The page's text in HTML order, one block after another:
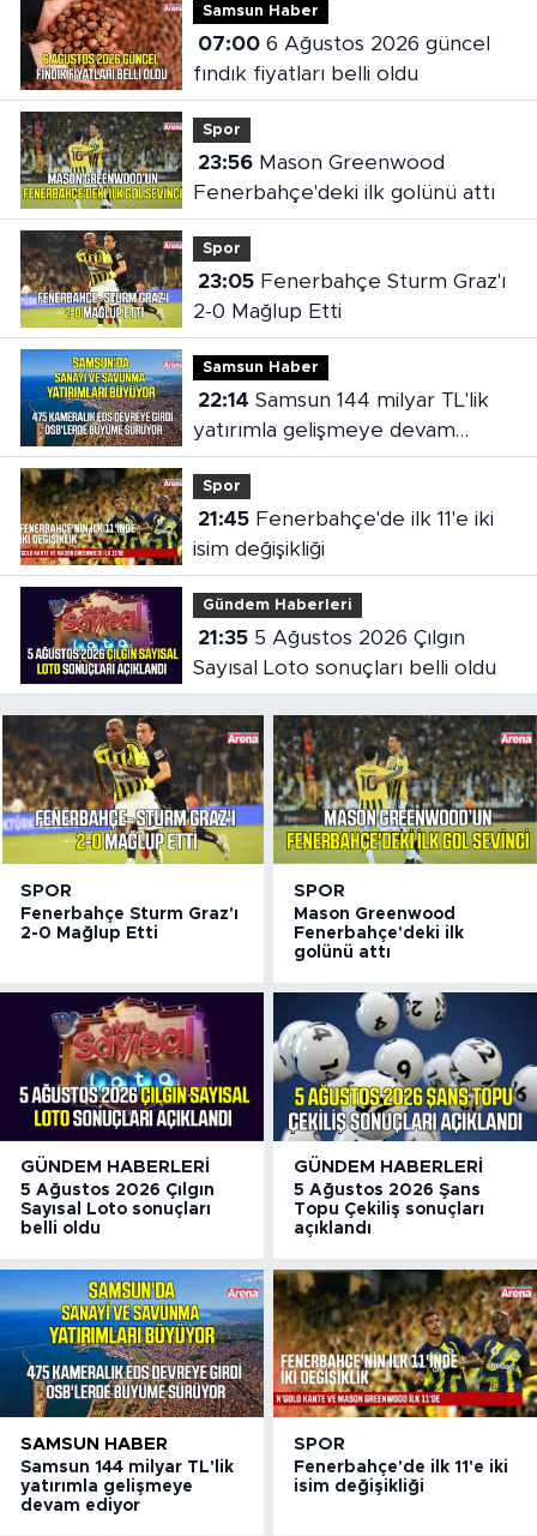
Samsun Haber
07:006 Ağustos 2026 güncel
fındık fiyatları belli oldu
Spor
23:56Mason Greenwood
Fenerbahçe'deki ilk golünü attı
Spor
23:05Fenerbahçe Sturm Graz'ı
2-0 Mağlup Etti
Samsun Haber
22:14
yatırımla gelişmeye devam
ediyor
Spor
21:45Fenerbahçe'de ilk 11'e iki
isim değişikliği
Gündem Haberleri
21:355 Ağustos 2026 Çılgın
Sayısal Loto sonuçları belli oldu
SPOR
Fenerbahçe Sturm Graz'ı
2-0 Mağlup Etti
SPOR
Mason Greenwood
Fenerbahçe'deki ilk
golünü attı
GÜNDEM HABERLERI
5 Ağustos 2026 Çılgın
Sayısal Loto sonuçları
belli oldu
GÜNDEM HABERLERI
5 Ağustos 2026 Şans
Topu Çekiliş sonuçları
açıklandı
SAMSUN HABER
Samsun 144 milyar TL'lik
yatırımla gelişmeye
devam ediyor
SPOR
Fenerbahçe'de ilk 11'e iki
isim değişikliği